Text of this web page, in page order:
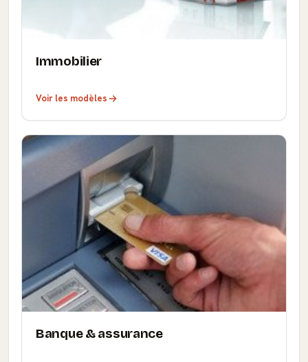
Immobilier
Voir les modèles
Banque & assurance